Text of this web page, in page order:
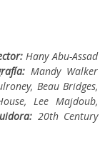
Hany Abu-Assad
Mandy Walker
Beau Bridges,
Lee Majdoub,
20th Century